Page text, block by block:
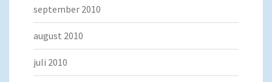
september 2010
august 2010
juli 2010